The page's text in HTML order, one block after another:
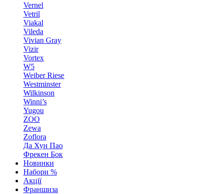
Vernel
Vetril
Viakal
Vileda
Vivian Gray
Vizir
Vortex
W5
Weiber Riese
Westminster
Wilkinson
Winni’s
Yugou
ZOO
Zewa
Zoflora
Да Хун Пао
Фрекен Бок
Новинки
Набори %
Акції
Франшиза